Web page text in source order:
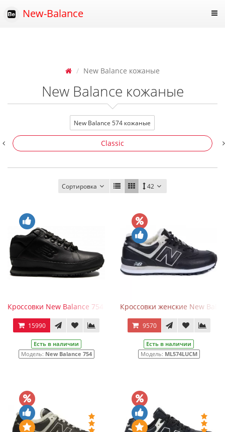
New-Balance
New Balance кожаные
New Balance кожаные
New Balance 574 кожаные
Classic
Сортировка 42
Кроссовки New Balance 754 Winter Triple Black с мехом
15990
Есть в наличии
Модель: New Balance 754
Кроссовки женские New
9570
Есть в наличии
Модель: ML574LUCM